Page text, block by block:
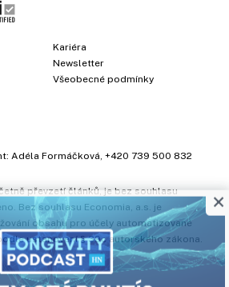
Kariéra
Newsletter
Všeobecné podmínky
Adéla Formáčková +420 739 500 832
převzetí článků, je bez souhlasu
Bez souhlasu Economia, a.s. je
obsahu pro účely automatizované
ustanovení § 39c autorského zákona.
×